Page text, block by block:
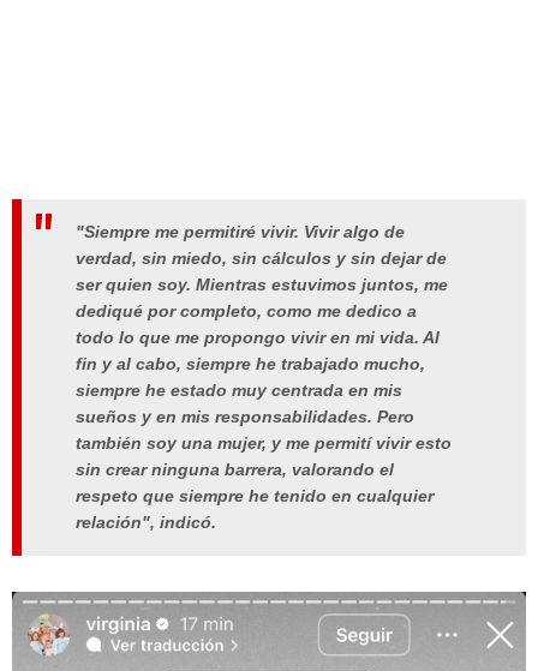
"Siempre me permitiré vivir. Vivir algo de
verdad, sin miedo, sin cálculos y sin dejar de
ser quien soy. Mientras estuvimos juntos, me
dediqué por completo, como me dedico a
todo lo que me propongo vivir en mi vida. Al
fin y al cabo, siempre he trabajado mucho,
siempre he estado muy centrada en mis
sueños y en mis responsabilidades. Pero
también soy una mujer, y me permití vivir esto
sin crear ninguna barrera, valorando el
respeto que siempre he tenido en cualquier
relación", indicó.